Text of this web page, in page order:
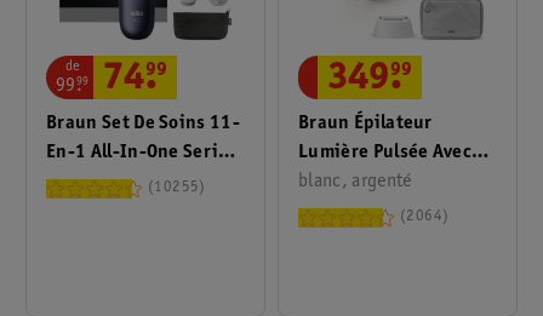
Braun Set De Soins 11-
En-1 All-In-One Series
& MGK7540
de
99.
99 74.
99
10255
Braun Épilateur
Lumière Pulsée Avec
Étui IPL Silk-Expert Pro
3 PL3020
blanc, argenté
349.
99
2064